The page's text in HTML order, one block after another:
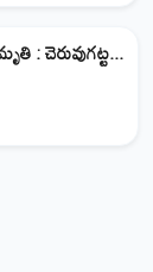
: చెరువుగట్ట...